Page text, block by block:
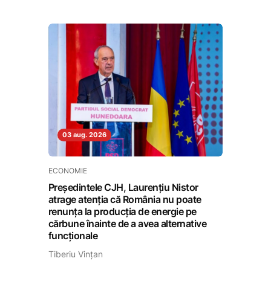
03 aug. 2026
ECONOMIE
Președintele CJH, Laurențiu Nistor
atrage atenția că România nu poate
renunța la producția de energie pe
cărbune înainte de a avea alternative
funcționale
Tiberiu Vințan